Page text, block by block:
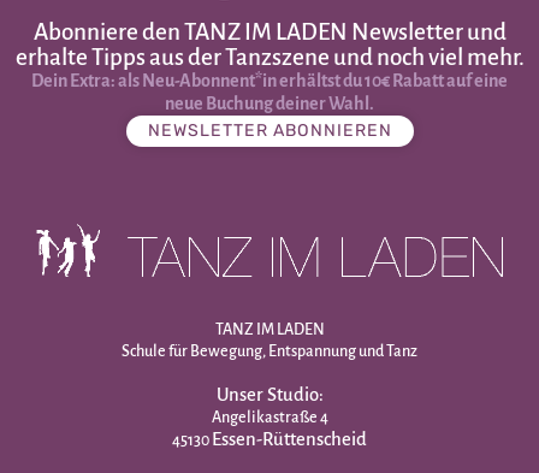
Abonniere den TANZ IM LADEN Newsletter und
erhalte Tipps aus der Tanzszene und noch viel mehr.
Dein Extra: als Neu-Abonnent*in erhältst du 10€ Rabatt auf eine
neue Buchung deiner Wahl.
NEWSLETTER ABONNIEREN
TANZ IM LADEN
Schule für Bewegung, Entspannung und Tanz
Unser Studio:
Angelikastraße 4
45130 Essen-Rüttenscheid